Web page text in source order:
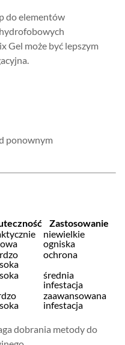
do elementów
Gel może być lepszym
ponownym
Zastosowanie
niewielkie
ogniska
ochrona
średnia
infestacja
zaawansowana
infestacja
dobrania metody do